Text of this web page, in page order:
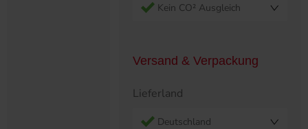
Kein CO² Ausgleich
Versand & Verpackung
Lieferland
Deutschland